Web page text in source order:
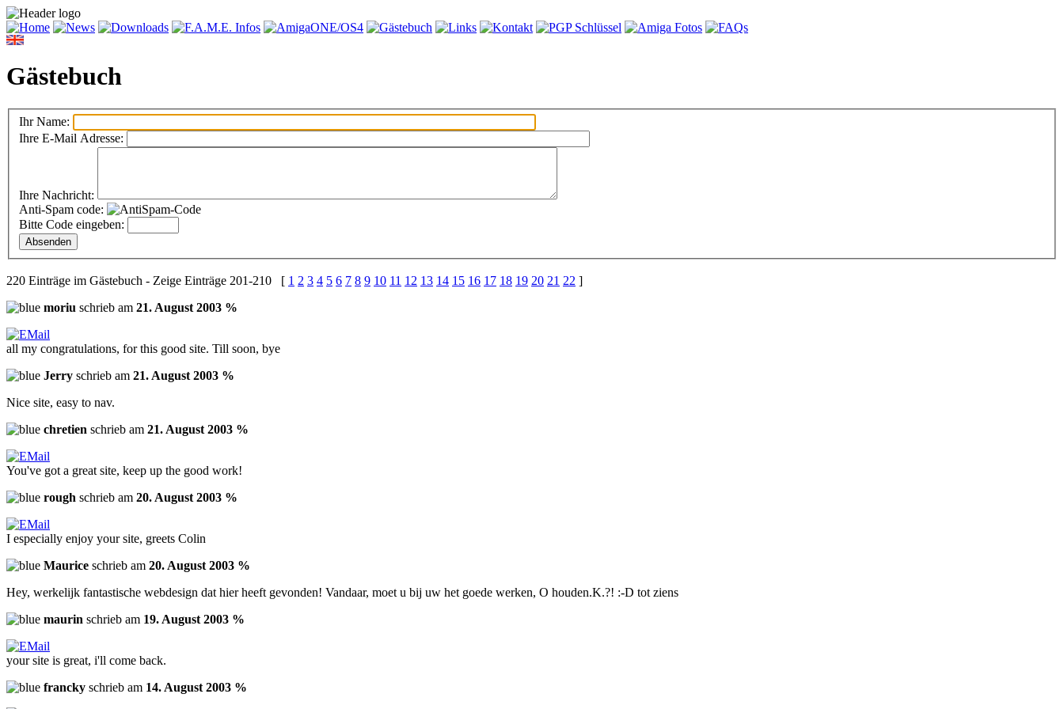
Gästebuch
Ihr Name:
Ihre E-Mail Adresse:
Ihre Nachricht:
Anti-Spam code:
Bitte Code eingeben:
220 Einträge im Gästebuch - Zeige Einträge 201-210 [ 1 2 3 4 5 6 7 8 9 10 11 12 13 14 15 16 17 18 19 20 21 22 ]
moriu schrieb am 21. August 2003 %
all my congratulations, for this good site. Till soon, bye
Jerry schrieb am 21. August 2003 %
Nice site, easy to nav.
chretien schrieb am 21. August 2003 %
You've got a great site, keep up the good work!
rough schrieb am 20. August 2003 %
I especially enjoy your site, greets Colin
Maurice schrieb am 20. August 2003 %
Hey, werkelijk fantastische webdesign dat hier heeft gevonden! Vandaar, moet u bij uw het goede werken, O houden.K.?! :-D tot ziens
maurin schrieb am 19. August 2003 %
your site is great, i'll come back.
francky schrieb am 14. August 2003 %